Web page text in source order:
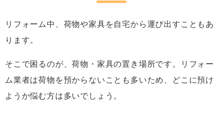
リフォーム中、荷物や家具を自宅から運び出すこともあ
ります。
そこで困るのが、荷物・家具の置き場所です。リフォー
ム業者は荷物を預からないことも多いため、どこに預け
ようか悩む方は多いでしょう。